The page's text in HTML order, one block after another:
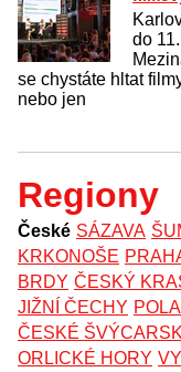
do
se chystáte hltat
nebo jen
Regiony
České SÁZAVA
KRKONOŠE
BRDY ČESKÝ
JIŽNÍ ČECHY
ČESKÉ
ORLICKÉ HORY